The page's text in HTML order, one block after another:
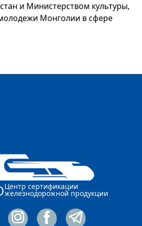
и Министерством культуры,
Монголии в сфере
Центр сертификации
железнодорожной продукции